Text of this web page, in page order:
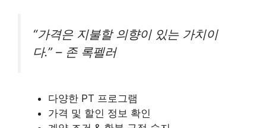
“가격은 지불할 의향이 있는 가치이
다.” – 존 록펠러
다양한 PT 프로그램
가격 및 할인 정보 확인